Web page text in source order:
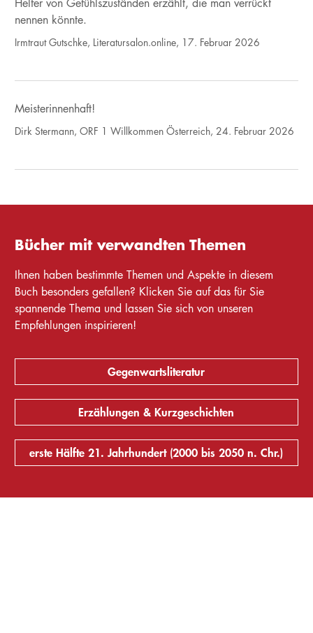
Helfer von Gefühlszuständen erzählt, die man verrückt
nennen könnte.
Irmtraut Gutschke, Literatursalon.online, 17. Februar 2026
Meisterinnenhaft!
Dirk Stermann, ORF 1 Willkommen Österreich, 24. Februar 2026
Bücher mit verwandten Themen
Ihnen haben bestimmte Themen und Aspekte in diesem
Buch besonders gefallen? Klicken Sie auf das für Sie
spannende Thema und lassen Sie sich von unseren
Empfehlungen inspirieren!
Gegenwartsliteratur
Erzählungen & Kurzgeschichten
erste Hälfte 21. Jahrhundert (2000 bis 2050 n. Chr.)